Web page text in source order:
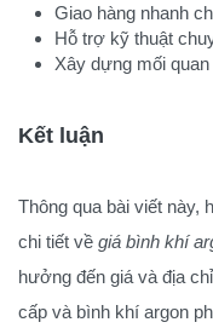
Giao hàng nhanh
Hỗ trợ kỹ thuật
Xây dựng mối
Kết luận
Thông qua bài viết này,
chi tiết về giá bình khí
hưởng đến giá và địa
cấp và bình khí argon